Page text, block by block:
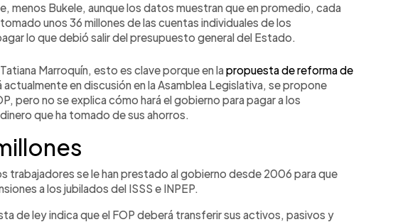
menos Bukele, aunque los datos muestran que en promedio, cada
unos 36 millones de las cuentas individuales de los
lo que debió salir del presupuesto general del Estado.
Marroquín, esto es clave porque en lapropuesta de reforma de
actualmente en discusión en la Asamblea Legislativa, se propone
pero no se explica cómo hará el gobierno para pagar a los
que ha tomado de sus ahorros.
trabajadores se le han prestado al gobierno desde 2006 para que
a los jubilados del ISSS e INPEP.
de ley indica que el FOP deberá transferir sus activos, pasivos y